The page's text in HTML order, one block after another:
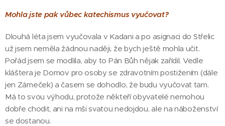
Mohla jste pak vůbec katechismus vyučovat?
Dlouhá léta jsem vyučovala v Kadani a po asignaci do Střelic
už jsem neměla žádnou naději, že bych ještě mohla učit.
Pořád jsem se modlila, aby to Pán Bůh nějak zařídil. Vedle
kláštera je Domov pro osoby se zdravotním postižením (dále
jen Zámeček) a časem se dohodlo, že budu vyučovat tam.
Má to svou výhodu, protože někteří obyvatelé nemohou
dobře chodit, ani na mši svatou nedojdou, ale na náboženství
se dostanou.